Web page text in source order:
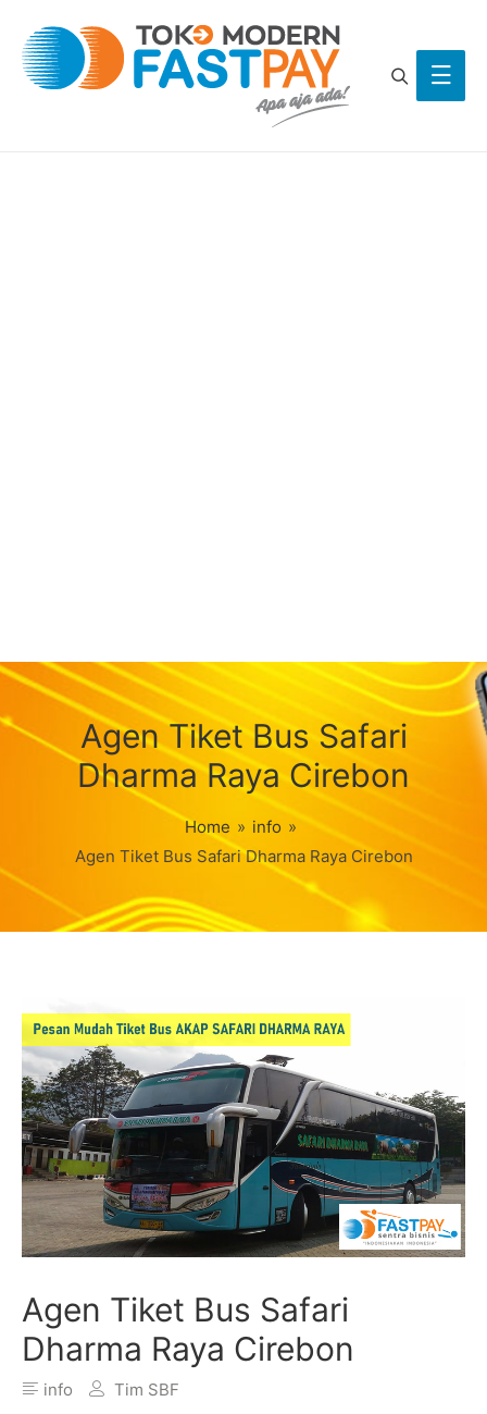
Main
Search
Agen Tiket Bus Safari
Dharma Raya Cirebon
Home » info »
Agen Tiket Bus Safari Dharma Raya Cirebon
Agen Tiket Bus Safari
Dharma Raya Cirebon
info Tim SBF